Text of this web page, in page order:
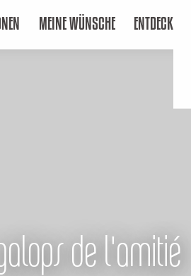
MEINE WÜNSCHE ENTDECKEN
de l'amitié